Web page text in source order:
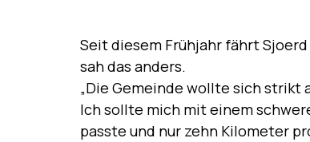
Seit diesem Frühjahr fährt
sah das anders.
„Die Gemeinde wollte sich strikt
Ich sollte mich mit einem
passte und nur zehn Kilometer